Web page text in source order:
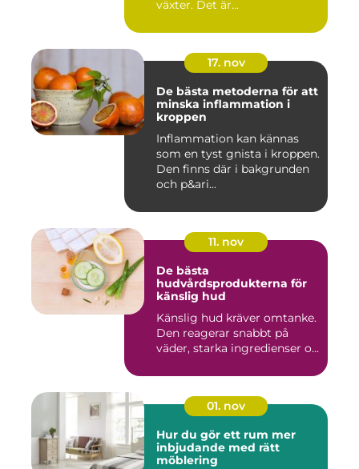
växter. Det är...
17. nov
De bästa metoderna för att
minska inflammation i
kroppen
Inflammation kan kännas
som en tyst gnista i kroppen.
Den finns där i bakgrunden
och p&ari...
11. nov
De bästa
hudvårdsprodukterna för
känslig hud
Känslig hud kräver omtanke.
Den reagerar snabbt på
väder, starka ingredienser o...
01. nov
Hur du gör ett rum mer
inbjudande med rätt
möblering